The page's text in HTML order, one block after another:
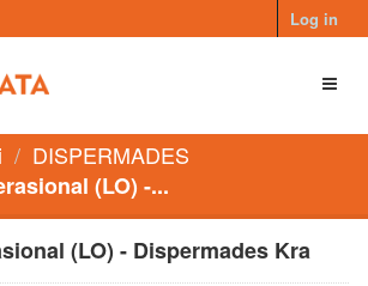
Log in
DISPERMADES
(LO) -...
(LO) - Dispermades Kra